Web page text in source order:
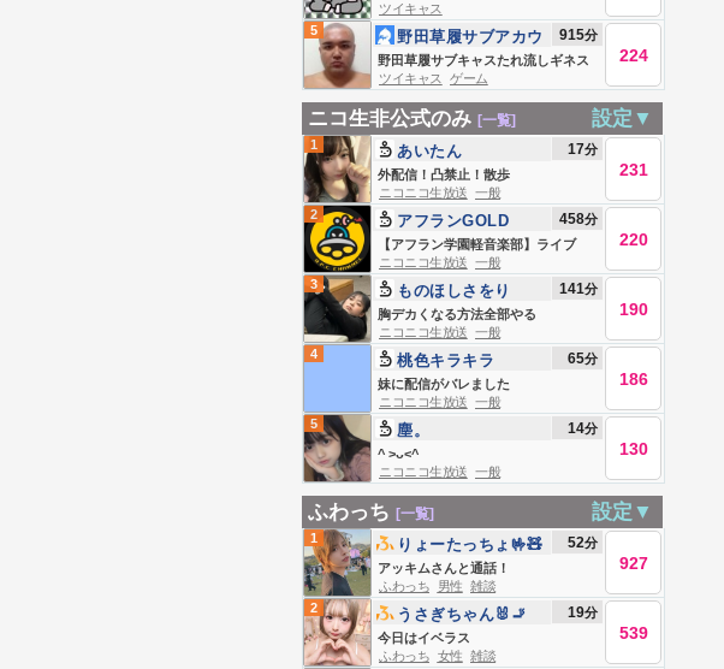
ツイキャス
5
野田草履サブキャスたれ流しギネス
記録 Live #839271769
野田草履サブアカウ
ント
915分
224
ツイキャス ゲーム
ニコ生非公式のみ [一覧] 設定▼
1
外配信！凸禁止！散歩
あいたん 17分
231
ニコニコ生放送 一般
2
【アフラン学園軽音楽部】ライブ
アフランGOLD 458分
220
ニコニコ生放送 一般
3
胸デカくなる方法全部やる
ものほしさをり 141分
190
ニコニコ生放送 一般
4
妹に配信がバレました
桃色キラキラ 65分
186
ニコニコ生放送 一般
5
^ >ᴗ<^
塵。 14分
130
ニコニコ生放送 一般
ふわっち [一覧] 設定▼
1
アッキムさんと通話！
りょーたっちょ🤟🧸 52分
927
ふわっち 男性 雑談
2
今日はイベラス
‎うさぎちゃん🐰🚬 19分
539
ふわっち 女性 雑談